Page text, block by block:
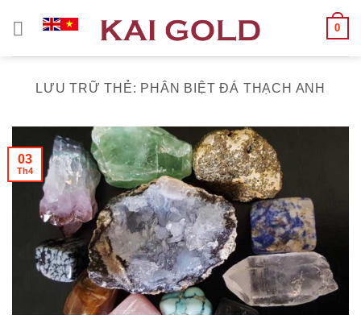
0
LƯU TRỮ THẺ: PHÂN BIỆT ĐÁ THẠCH ANH
03
Th4